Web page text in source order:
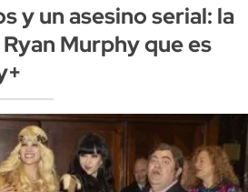
y un asesino serial: la
Murphy que es